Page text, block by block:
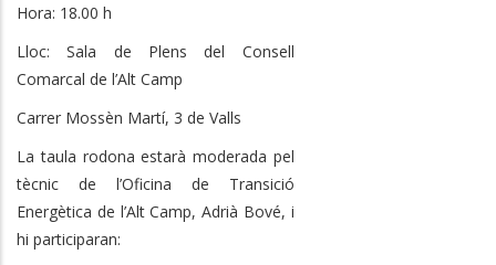
Hora: 18.00 h
Lloc: Sala de Plens del Consell
Comarcal de l’Alt Camp
Carrer Mossèn Martí, 3 de Valls
La taula rodona estarà moderada pel
tècnic de l’Oficina de Transició
Energètica de l’Alt Camp, Adrià Bové, i
hi participaran: